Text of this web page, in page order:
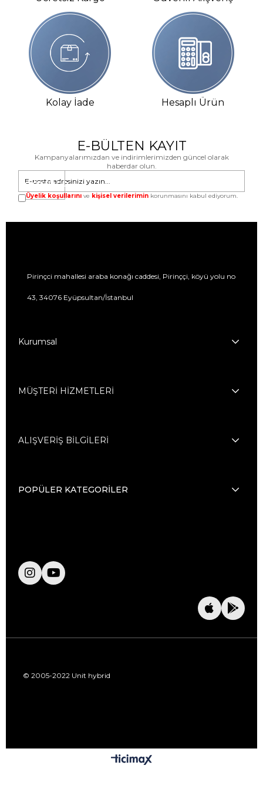
Kolay İade Hesaplı Ürün
E-BÜLTEN KAYIT
Kampanyalarımızdan ve indirimlerimizden güncel olarak
haberdar olun.
GÖNDER
Üyelik koşullarını ve kişisel verilerimin korunmasını kabul ediyorum.
Pirinçci mahallesi araba konağı caddesi, Pirinççi, köyü yolu no
43, 34076 Eyüpsultan/İstanbul
Kurumsal
MÜŞTERİ HİZMETLERİ
ALIŞVERİŞ BİLGİLERİ
POPÜLER KATEGORİLER
© 2005-2022 Unit hybrid